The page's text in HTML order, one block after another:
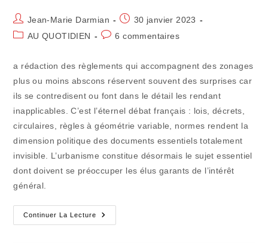
Auteur/autrice
de
Jean-Marie Darmian
Publication
30 janvier 2023
PostAU QUOTIDIEN
Commentaires
publication :
6 commentaires
a rédaction des règlements qui accompagnent des zonages
plus ou moins abscons réservent souvent des surprises car
ils se contredisent ou font dans le détail les rendant
inapplicables. C’est l’éternel débat français : lois, décrets,
circulaires, règles à géométrie variable, normes rendent la
dimension politique des documents essentiels totalement
invisible. L’urbanisme constitue désormais le sujet essentiel
dont doivent se préoccuper les élus garants de l’intérêt
général.
Continuer La Lecture
L’ignorance
Citoyenne